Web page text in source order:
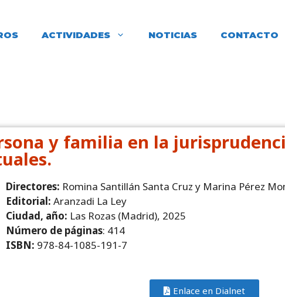
ACTIVIDADES NOTICIAS CONTACTO
y familia en la
Directores: Romina Santillán Santa Cruz y Marina Pérez
Editorial: Aranzadi La Ley
Ciudad, año: Las Rozas (Madrid), 2025
Número de páginas: 414
ISBN: 978-84-1085-191-7
Enlace en Dialnet